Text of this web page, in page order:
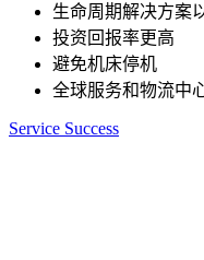
生命周期解决方案
投资回报率更高
避免机床停机
全球服务和物流中
Service Success